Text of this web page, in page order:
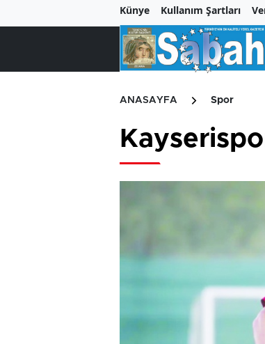
Künye Kullanım Şartları
ANASAYFA Spor